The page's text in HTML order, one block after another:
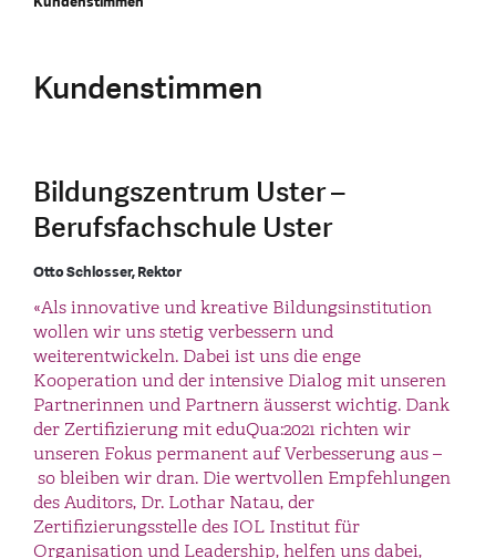
Kundenstimmen
Bildungszentrum Uster –
Berufsfachschule Uster
Otto Schlosser, Rektor
«Als innovative und kreative Bildungsinstitution
wollen wir uns stetig verbessern und
weiterentwickeln. Dabei ist uns die enge
Kooperation und der intensive Dialog mit unseren
Partnerinnen und Partnern äusserst wichtig. Dank
der Zertifizierung mit eduQua:2021 richten wir
unseren Fokus permanent auf Verbesserung aus –
so bleiben wir dran. Die wertvollen Empfehlungen
des Auditors, Dr. Lothar Natau, der
Zertifizierungsstelle des IOL Institut für
Organisation und Leadership, helfen uns dabei,